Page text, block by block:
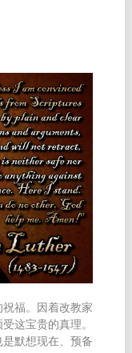
福。因着改教家
这宝贵的真理。
默想现在、预备